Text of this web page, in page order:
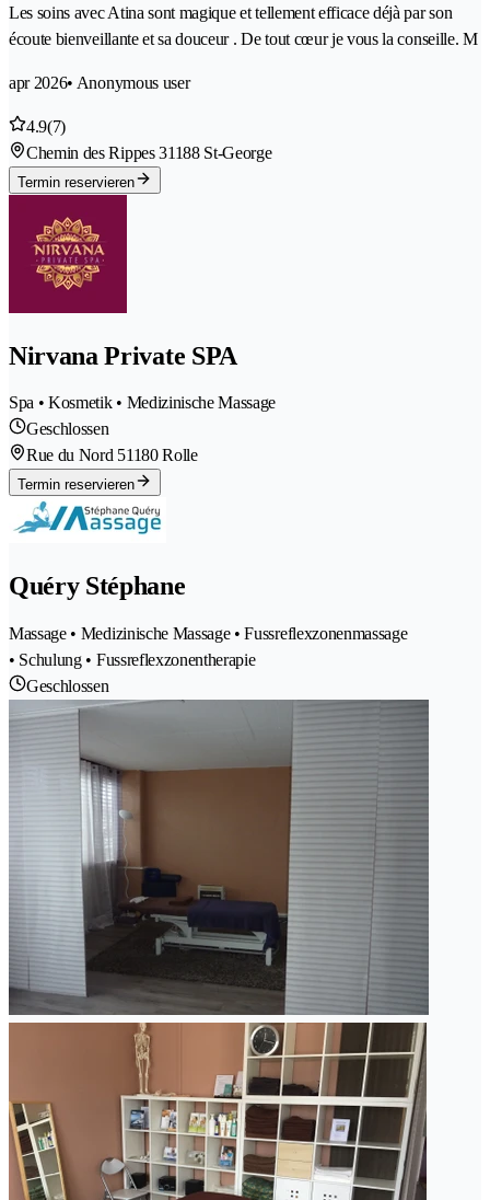
Les soins avec Atina sont magique et tellement efficace déjà par son
écoute bienveillante et sa douceur . De tout cœur je vous la conseille. M
apr 2026• Anonymous user
4.9(7)
Chemin des Rippes 31188 St-George
Termin reservieren
Nirvana Private SPA
Spa • Kosmetik • Medizinische Massage
Geschlossen
Rue du Nord 51180 Rolle
Termin reservieren
Quéry Stéphane
Massage • Medizinische Massage • Fussreflexzonenmassage
• Schulung • Fussreflexzonentherapie
Geschlossen